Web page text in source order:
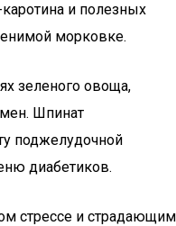
и полезных
морковке.
зеленого овоща,
Шпинат
поджелудочной
диабетиков.
стрессе и страдающим